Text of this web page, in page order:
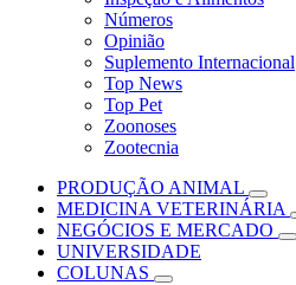
Números
Opinião
Suplemento Internacional
Top News
Top Pet
Zoonoses
Zootecnia
PRODUÇÃO ANIMAL
MEDICINA VETERINÁRIA
NEGÓCIOS E MERCADO
UNIVERSIDADE
COLUNAS